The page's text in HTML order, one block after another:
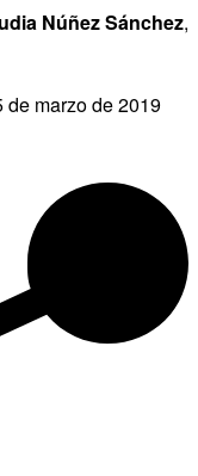
Núñez Sánchez,
marzo de 2019